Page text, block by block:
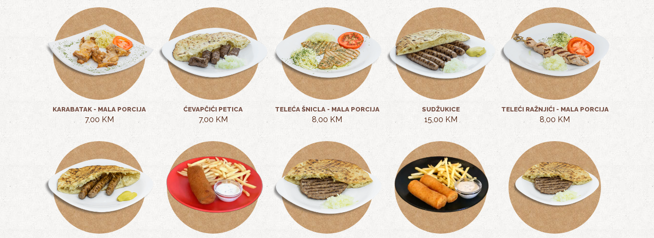
KARABATAK - MALA PORCIJA
7,00 KM
ĆEVAPČIĆI PETICA
7,00 KM
TELEĆA ŠNICLA - MALA PORCIJA
8,00 KM
SUDŽUKICE
15,00 KM
TELEĆI RAŽNJIĆI - MALA PORCIJA
8,00 KM